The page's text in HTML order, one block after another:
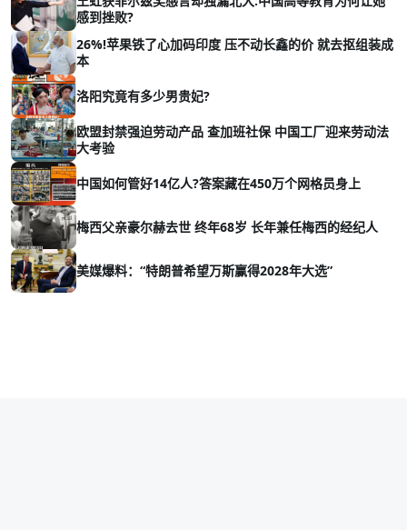
感到挫败?
26%!苹果铁了心加码印度 压不动长鑫的价 就去抠组装成
本
洛阳究竟有多少男贵妃?
欧盟封禁强迫劳动产品 查加班社保 中国工厂迎来劳动法
大考验
中国如何管好14亿人?答案藏在450万个网格员身上
梅西父亲豪尔赫去世 终年68岁 长年兼任梅西的经纪人
美媒爆料：“特朗普希望万斯赢得2028年大选”